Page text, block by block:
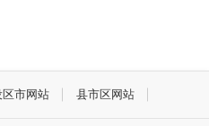
区市网站 县市区网站